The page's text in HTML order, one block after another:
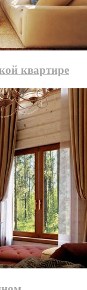
квартире